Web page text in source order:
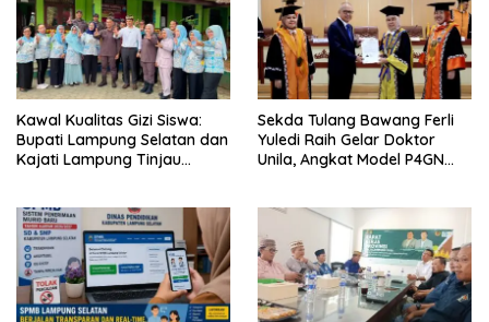
Kawal Kualitas Gizi Siswa:
Bupati Lampung Selatan dan
Kajati Lampung Tinjau
Sekda Tulang Bawang Ferli
Yuledi Raih Gelar Doktor
Unila, Angkat Model P4GN